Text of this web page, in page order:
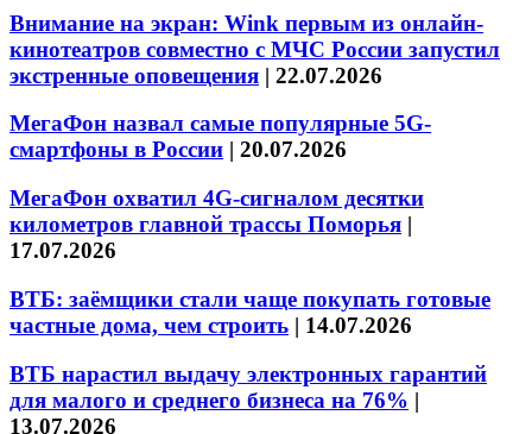
Внимание на экран: Wink первым из онлайн-
кинотеатров совместно с МЧС России запустил
экстренные оповещения | 22.07.2026
МегаФон назвал самые популярные 5G-
смартфоны в России | 20.07.2026
МегаФон охватил 4G-сигналом десятки
километров главной трассы Поморья |
17.07.2026
ВТБ: заёмщики стали чаще покупать готовые
частные дома, чем строить | 14.07.2026
ВТБ нарастил выдачу электронных гарантий
для малого и среднего бизнеса на 76% |
13.07.2026